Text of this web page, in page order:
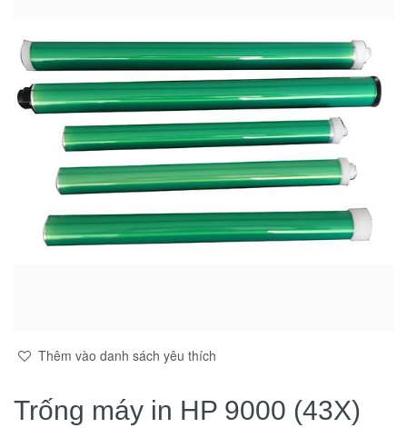
Thêm vào danh sách yêu thích
Trống máy in HP 9000 (43X)